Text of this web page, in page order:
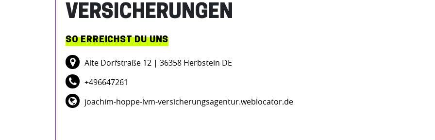
VERSICHERUNGEN
SO ERREICHST DU UNS
Alte Dorfstraße 12 | 36358 Herbstein DE
+496647261
joachim-hoppe-lvm-versicherungsagentur.weblocator.de